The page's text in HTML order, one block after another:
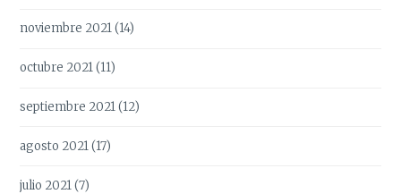
noviembre 2021(14)
octubre 2021(11)
septiembre 2021(12)
agosto 2021(17)
julio 2021(7)